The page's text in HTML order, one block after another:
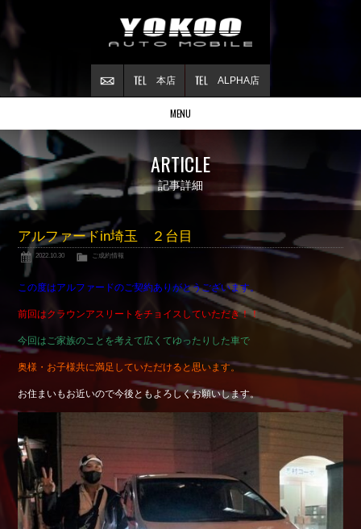
ALPHA店
本店
MENU
Stock list
在庫情報
Contract
ご成約情報
About NSX
NSXについて
Reflesh Plan
整備・修理・
Trade in
買取査定
Blog
Shop info.
店舗紹介
会社概要
ARTICLE
記事詳細
アルファードin埼玉 ２台目
2022.10.30 ご成約情報
この度はアルファードのご契約ありがとうございます。
前回はクラウンアスリートをチョイスしていただき！！
今回はご家族のことを考えて広くてゆったりした車で
奥様・お子様共に満足していただけると思います。
お住まいもお近いので今後ともよろしくお願いします。